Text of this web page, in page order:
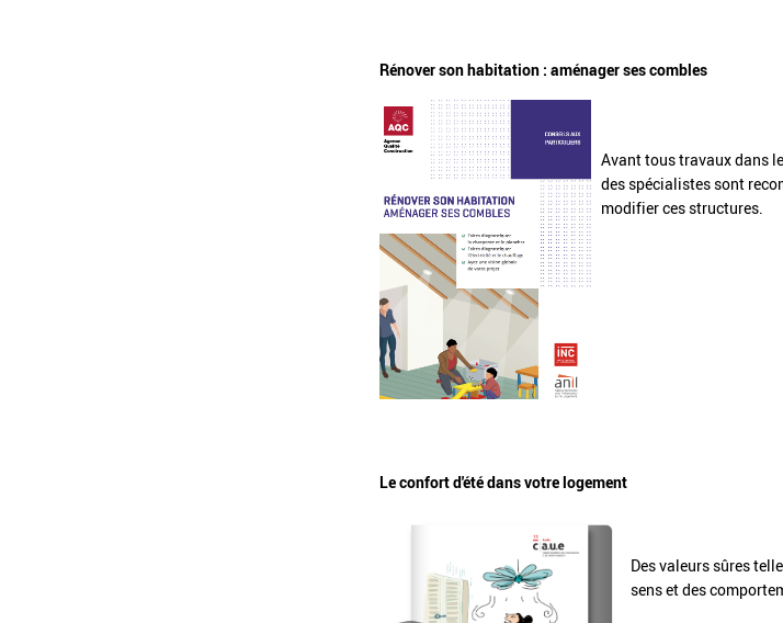
Rénover son habitation : aménager ses combles
Avant tous travaux dans
des spécialistes sont
modifier ces structures.
Le confort d'été dans votre logement
Des valeurs sûres
sens et des